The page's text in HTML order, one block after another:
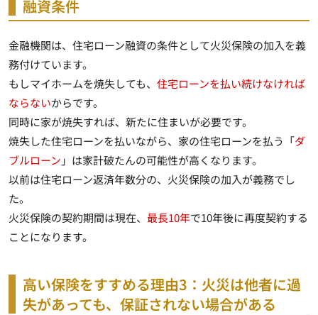
融資条件
金融機関は、住宅ローン融資の条件として火災保険の加入を義
務付けています。
もしマイホームを焼失しても、 住宅ローンを払い続けなければ
ならないからです。
同時に家が焼失すれば、新たに住まいが必要です。
焼失した住宅ローンを払いながら、家の住宅ローンを払う「ダ
ブルローン 」は家計破たんの可能性が高くなります。
以前は住宅ローン返済年数分の、火災保険の加入が義務でし
た。
火災保険の契約期間は現在、 最長10年で10年後に再度契約する
ことになります。
高い保険をすすめる理由3：火災は他者に過
失があっても、保証されない場合がある